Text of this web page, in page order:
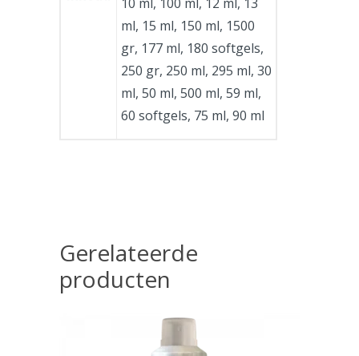
10 ml, 100 ml, 12 ml, 13
ml, 15 ml, 150 ml, 1500
gr, 177 ml, 180 softgels,
250 gr, 250 ml, 295 ml, 30
ml, 50 ml, 500 ml, 59 ml,
60 softgels, 75 ml, 90 ml
Gerelateerde
producten